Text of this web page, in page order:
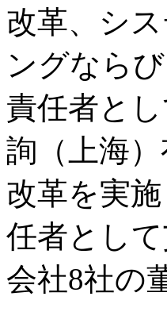
改革、シ
ングなら
責任者と
詢（上海
改革を実
任者とし
会社8社の